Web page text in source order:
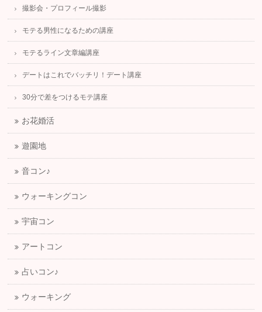
撮影会・プロフィール撮影
モテる男性になるための講座
モテるライン文章編講座
デートはこれでバッチリ！デート講座
30分で差をつけるモテ講座
お花婚活
遊園地
音コン♪
ウォーキングコン
宇宙コン
アートコン
占いコン♪
ウォーキング